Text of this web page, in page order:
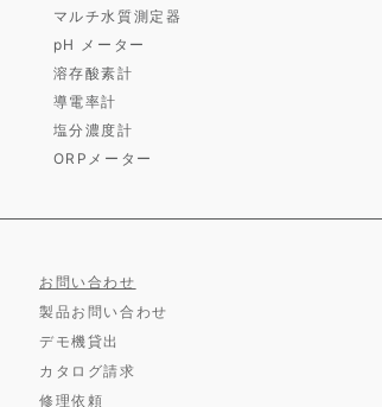
マルチ水質測定器
pH メーター
溶存酸素計
導電率計
塩分濃度計
ORPメーター
お問い合わせ
製品お問い合わせ
デモ機貸出
カタログ請求
修理依頼